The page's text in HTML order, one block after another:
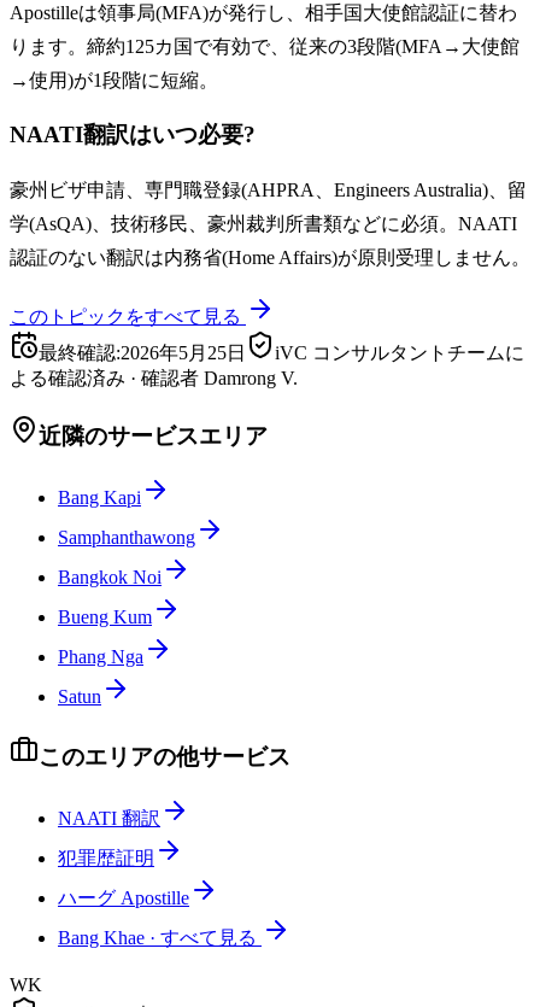
Apostilleは領事局(MFA)が発行し、相手国大使館認証に替わ
ります。締約125カ国で有効で、従来の3段階(MFA→大使館
→使用)が1段階に短縮。
NAATI翻訳はいつ必要?
豪州ビザ申請、専門職登録(AHPRA、Engineers Australia)、留
学(AsQA)、技術移民、豪州裁判所書類などに必須。NAATI
認証のない翻訳は内務省(Home Affairs)が原則受理しません。
このトピックをすべて見る
最終確認:2026年5月25日
iVC コンサルタントチームに
よる確認済み · 確認者 Damrong V.
近隣のサービスエリア
Bang Kapi
Samphanthawong
Bangkok Noi
Bueng Kum
Phang Nga
Satun
このエリアの他サービス
NAATI 翻訳
犯罪歴証明
ハーグ Apostille
Bang Khae · すべて見る
WK